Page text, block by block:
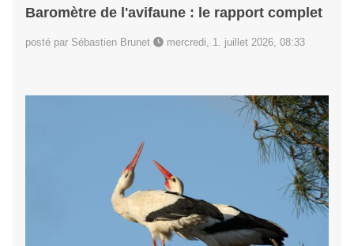
Baromètre de l'avifaune : le rapport complet
posté par Sébastien Brunet mercredi, 1. juillet 2026, 08:33